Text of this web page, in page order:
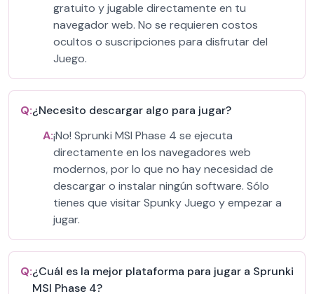
gratuito y jugable directamente en tu
navegador web. No se requieren costos
ocultos o suscripciones para disfrutar del
Juego.
Q:¿Necesito descargar algo para jugar?
A:¡No! Sprunki MSI Phase 4 se ejecuta
directamente en los navegadores web
modernos, por lo que no hay necesidad de
descargar o instalar ningún software. Sólo
tienes que visitar Spunky Juego y empezar a
jugar.
Q:¿Cuál es la mejor plataforma para jugar a Sprunki
MSI Phase 4?